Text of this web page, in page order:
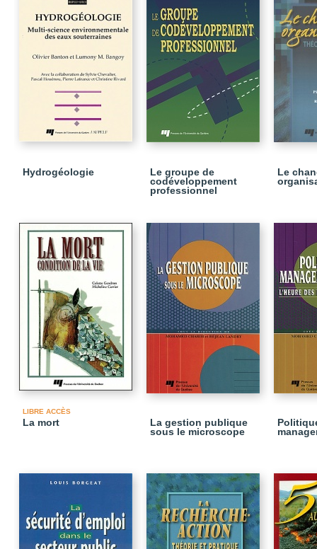
Hydrogéologie
Le groupe de
codéveloppement
professionnel
Le
LIBRE ACCÈS
La mort
La gestion publique
sous le microscope